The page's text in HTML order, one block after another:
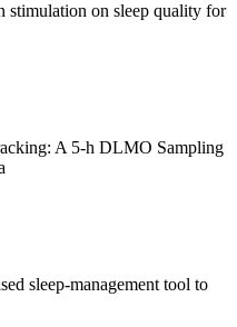
stimulation on sleep quality for
A 5-h DLMO Sampling
sleep-management tool to